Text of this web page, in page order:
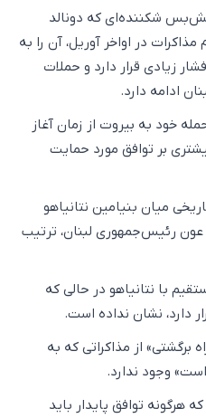
شکننده‌ای که دونالد
در اواخر آوریل، آن را به
زیادی قرار دارد و حملات
ادامه دارد.
خود به بیروت از زمان آغاز
بر توافق مورد حمایت
میان بنیامین نتانیاهو
رئیس‌جمهوری لبنان، ترتیب
با نتانیاهو در حالی که
دارد، نشان نداده است.
از مذاکراتی که به
وجود ندارد.
هرگونه توافق پایدار باید